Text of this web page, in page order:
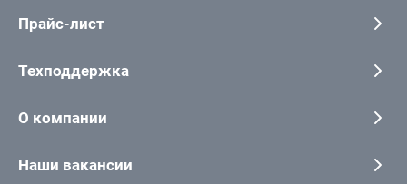
Прайс-лист
Техподдержка
О компании
Наши вакансии